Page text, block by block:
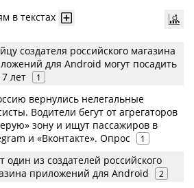
в текстах
создателя российского магазина
для Android могут посадить
лет
1
вернулись нелегальные
Водители бегут от агрегаторов
зону и ищут пассажиров в
и «Вконтакте». Опрос
1
один из создателей российского
приложений для Android
2